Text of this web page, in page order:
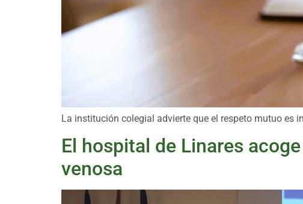
La institución colegial advierte que el respeto mutuo es
El hospital de Linares
venosa